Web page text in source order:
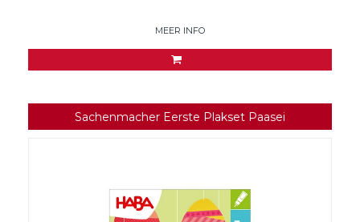
MEER INFO
Sachenmacher Eerste Plakset Paasei